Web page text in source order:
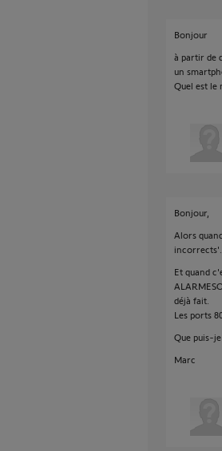
Bonjour
à partir de
un
Quel est le
Bonjour,
Alors
incorrects'.
Et quand
déjà fait.
Les ports
Que puis-
Marc